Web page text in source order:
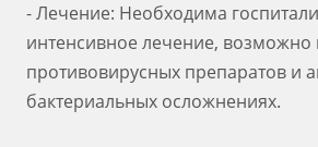
- Лечение: Необходима
интенсивное лечение, возможно
противовирусных препаратов и
бактериальных осложнениях.